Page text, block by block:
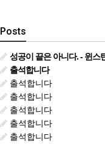
Posts
성공이 끝은 아니다. - 윈스
출석합니다
출석합니다
출석합니다
출석합니다
출석합니다
출석합니다